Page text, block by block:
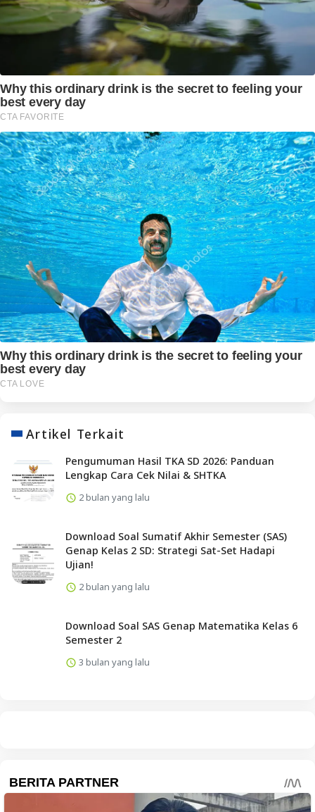
Artikel Terkait
Pengumuman Hasil TKA SD 2026: Panduan
Lengkap Cara Cek Nilai & SHTKA
2 bulan yang lalu
Download Soal Sumatif Akhir Semester (SAS)
Genap Kelas 2 SD: Strategi Sat-Set Hadapi
Ujian!
2 bulan yang lalu
Download Soal SAS Genap Matematika Kelas 6
Semester 2
3 bulan yang lalu